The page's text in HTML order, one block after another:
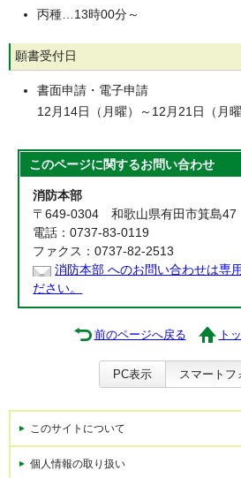
丙種…13時00分～
願書受付日
書面申請・電子申請
12月14日（月曜）～12月21日（月
このページに関するお問い合わせ
消防本部
〒649-0304 和歌山県有田市箕島47
電話：0737-83-0119
ファクス：0737-82-2513
消防本部 へのお問い合わせは専
ださい。
前のページへ戻る ト
PC表示 スマートフ
このサイトについて
個人情報の取り扱い